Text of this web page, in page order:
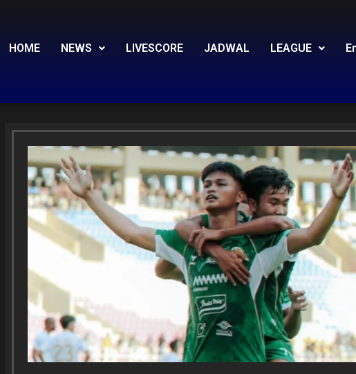
HOME NEWS LIVESCORE JADWAL LEAGUE